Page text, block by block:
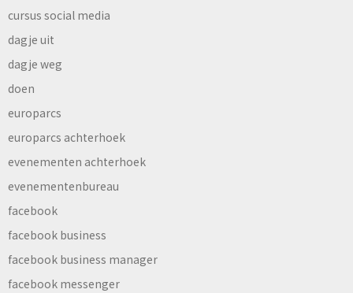
cursus social media
dagje uit
dagje weg
doen
europarcs
europarcs achterhoek
evenementen achterhoek
evenementenbureau
facebook
facebook business
facebook business manager
facebook messenger